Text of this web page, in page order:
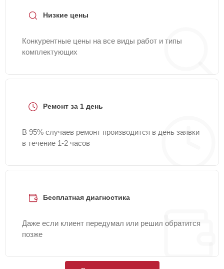
Низкие цены
Конкурентные цены на все виды работ и типы
комплектующих
Ремонт за 1 день
В 95% случаев ремонт производится в день заявки
в течение 1-2 часов
Бесплатная диагностика
Даже если клиент передумал или решил обратится
позже